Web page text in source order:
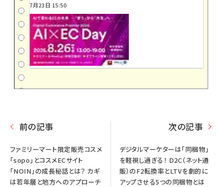
7月23日 15:50
前の記事
ファミリーマート限定販売コスメ
「sopo」とコスメECサイト
「NOIN」の成長秘話とは？ カギ
は若年層と地方へのアプローチ
次の記事
デジタルマーケターは「同梱物」
を軽視し過ぎる！ D2C（ネット通
販）のF2転換率とLTVを劇的に
アップさせる5つの同梱物とは